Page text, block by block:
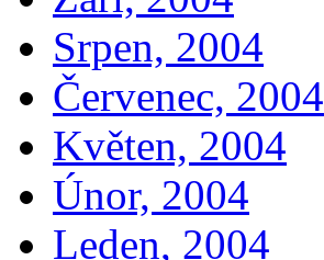
Srpen, 2004
Červenec, 2004
Květen, 2004
Únor, 2004
Leden, 2004